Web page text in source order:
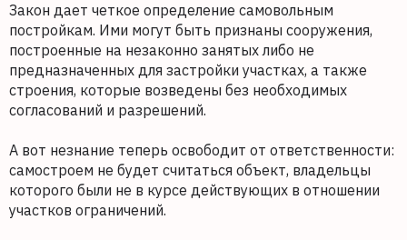
Закон дает четкое определение самовольным
постройкам. Ими могут быть признаны сооружения,
построенные на незаконно занятых либо не
предназначенных для застройки участках, а также
строения, которые возведены без необходимых
согласований и разрешений.
А вот незнание теперь освободит от ответственности:
самостроем не будет считаться объект, владельцы
которого были не в курсе действующих в отношении
участков ограничений.